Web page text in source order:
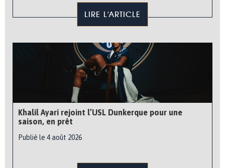
LIRE L'ARTICLE
Khalil Ayari rejoint l’USL Dunkerque pour une
saison, en prêt
Publié le 4 août 2026